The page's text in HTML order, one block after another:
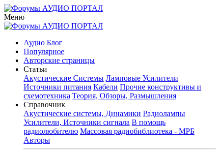
Меню
Аудио Блог
Популярное
Авторские страницы
Статьи
Акустические Системы Ламповые Усилители
Источники питания Кабели Прочие конструктивы и
схемотехника Теория, Обзоры, Размышления
Справочник
Акустические системы, Динамики Радиолампы
Усилители, Источники сигнала В помощь
радиолюбителю Массовая радиобиблиотека - МРБ
Авторы